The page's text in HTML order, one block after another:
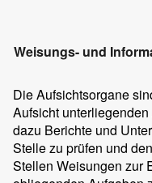
Weisungs- und
Die Aufsichtsorgane
Aufsicht
dazu Berichte und
Stelle zu prüfen und
Stellen Weisungen zur